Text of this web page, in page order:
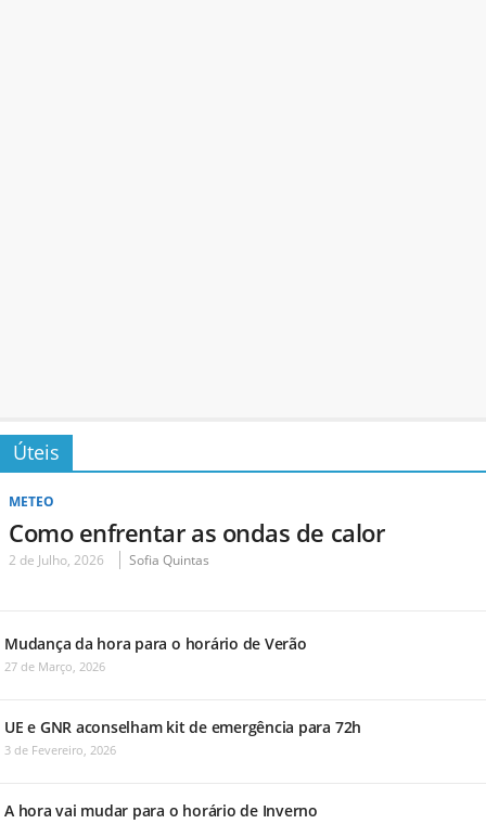
Úteis
METEO
Como enfrentar as ondas de calor
2 de Julho, 2026 Sofia Quintas
Mudança da hora para o horário de Verão
27 de Março, 2026
UE e GNR aconselham kit de emergência para 72h
3 de Fevereiro, 2026
A hora vai mudar para o horário de Inverno